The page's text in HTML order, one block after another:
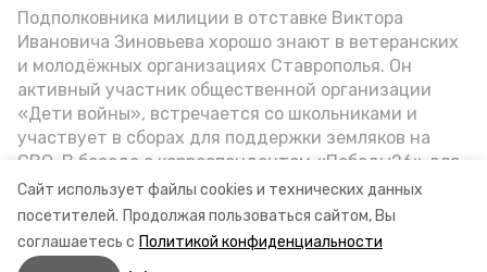
Сайт использует файлы cookies и технических данных
посетителей. Продолжая пользоваться сайтом, Вы
соглашаетесь с Политикой конфиденциальности
Подполковника милиции в отставке Виктора
Ивановича Зиновьева хорошо знают в ветеранских
и молодёжных организациях Ставрополья. Он
активный участник общественной организации
«Дети войны», встречается со школьниками и
участвует в сборах для поддержки земляков на
СВО. В беседе с корреспондентом «Победы26» для
спецпроекта «Дети Великой Отечественной»
ветеран рассказал о зверствах оккупантов в годы
ВОВ, о службе в Москве, «богатыре» Фиделе Кастро
и шпионе Пеньковском, о борьбе с криминалом на
СКР по Ставрополью сообщили, что
также был назначен ряд судебных
экспертиз и опрошены свидетели.
Расследование продолжается.
убийство